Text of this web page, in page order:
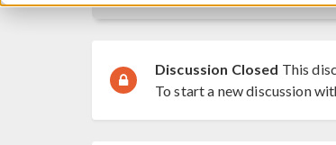
Discussion Closed This
To start a new discussion